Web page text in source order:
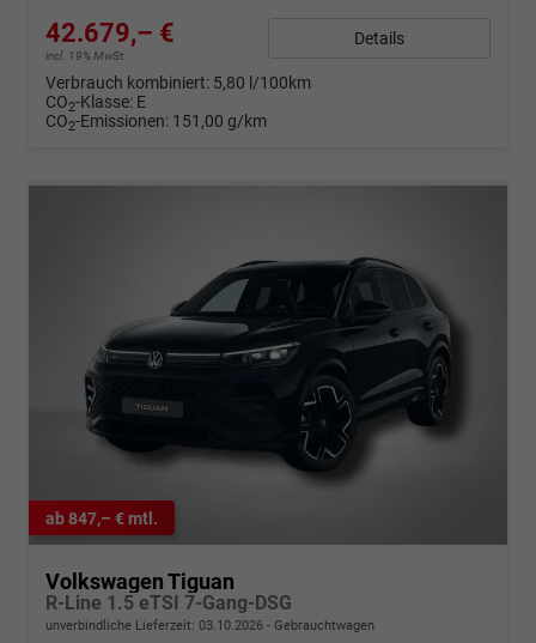
42.679,– €
incl. 19% MwSt.
Details
Verbrauch kombiniert: 5,80 l/100km
CO2-Klasse: E
CO2-Emissionen: 151,00 g/km
ab 847,– € mtl.
Volkswagen Tiguan
R-Line 1.5 eTSI 7-Gang-DSG
unverbindliche Lieferzeit: 03.10.2026 Gebrauchtwagen